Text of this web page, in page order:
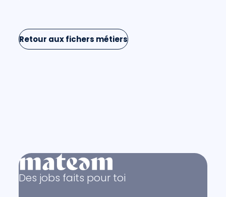
Retour aux fichers métiers
Des jobs faits pour toi